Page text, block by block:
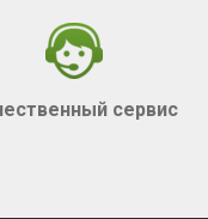
сервис